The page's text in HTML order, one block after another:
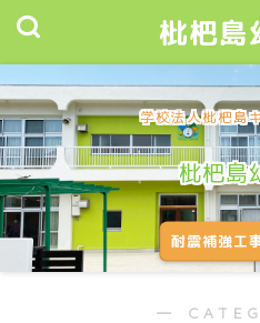
枇杷島
学校法人枇杷島
枇杷島
耐震補強工
―